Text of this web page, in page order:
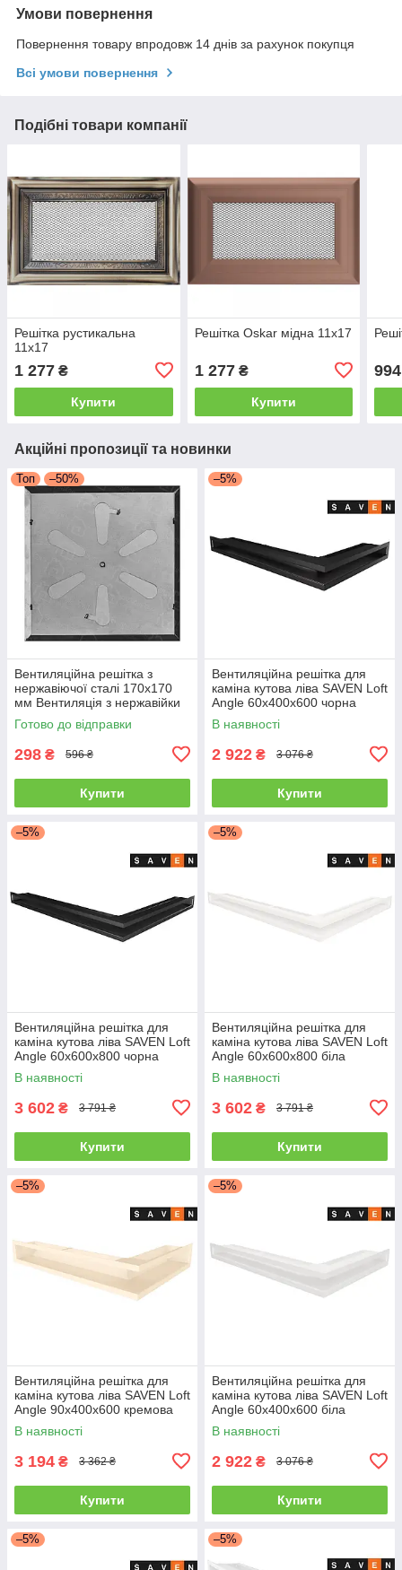
Умови повернення
Повернення товару впродовж 14 днів за рахунок покупця
Всі умови повернення
Подібні товари компанії
Решітка рустикальна
11x17
1 277 ₴
Купити
Решітка Oskar мідна 11x17
1 277₴
Купити
994
Акційні пропозиції та новинки
Топ –50%
Вентиляційна решітка з
нержавіючої сталі 170x170
мм Вентиляція з нержавійки
для печі
Готово до відправки
298 ₴ 596 ₴
Купити
–5%
Вентиляційна решітка для
каміна кутова ліва SAVEN Loft
Angle 60х400х600 чорна
В наявності
2 922 ₴ 3 076 ₴
Купити
–5%
Вентиляційна решітка для
каміна кутова ліва SAVEN Loft
Angle 60х600х800 чорна
В наявності
3 602 ₴ 3 791 ₴
Купити
–5%
Вентиляційна решітка для
каміна кутова ліва SAVEN Loft
Angle 60х600х800 біла
В наявності
3 602 ₴ 3 791 ₴
Купити
–5%
Вентиляційна решітка для
каміна кутова ліва SAVEN Loft
Angle 90х400х600 кремова
В наявності
3 194 ₴ 3 362 ₴
Купити
–5%
Вентиляційна решітка для
каміна кутова ліва SAVEN Loft
Angle 60х400х600 біла
В наявності
2 922 ₴ 3 076 ₴
Купити
–5% –5%